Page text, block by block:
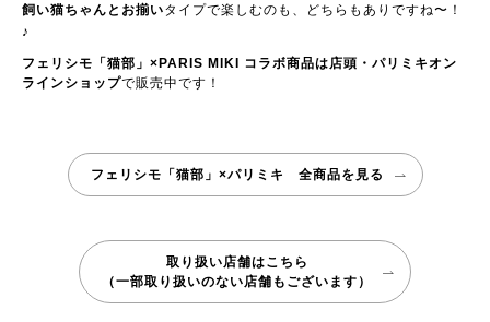
飼い猫ちゃんとお揃いタイプで楽しむのも、どちらもありですね〜！
♪
フェリシモ「猫部」×PARIS MIKI コラボ商品は店頭・パリミキオン
ラインショップで販売中です！
フェリシモ「猫部」×パリミキ 全商品を見る
取り扱い店舗はこちら
（一部取り扱いのない店舗もございます）